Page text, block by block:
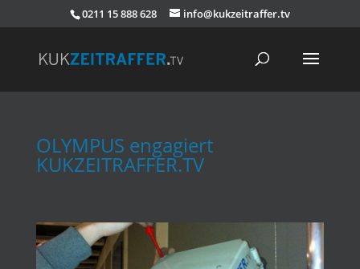
0211 15 888 628 info@kukzeitraffer.tv
OLYMPUS engagiert
KUKZEITRAFFER.TV